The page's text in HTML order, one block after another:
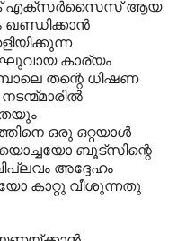
എക്സ‍ര്‍സൈസ് ആയ
ഖണ്ഡിക്കാന്‍
കാര്യം
തന്റെ ധിഷണ
ഒരു ഒറ്റയാള്‍
ബൂട്സിന്റെ
അദ്ദേഹം
കാറ്റു വീശുന്നതു